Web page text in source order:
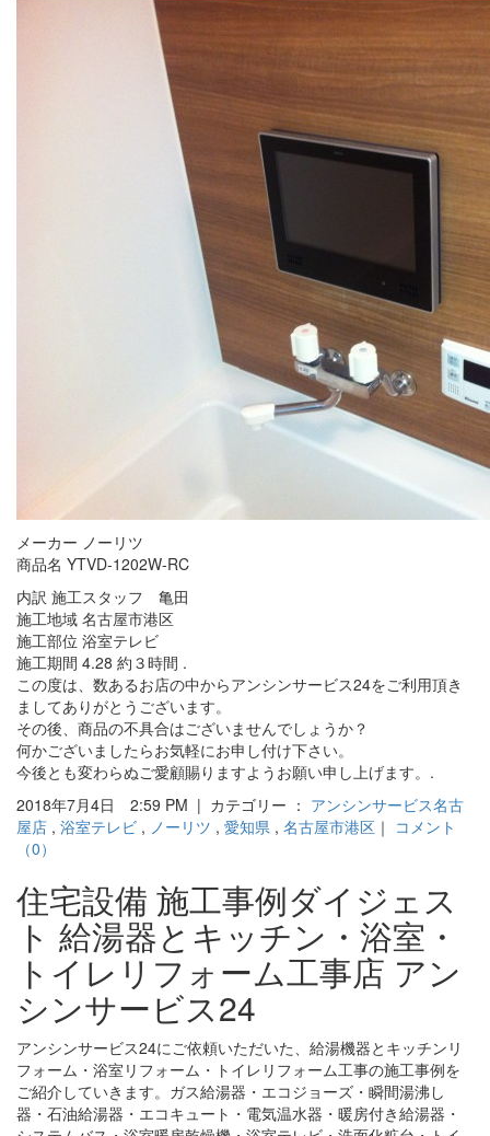
メーカー ノーリツ
商品名 YTVD-1202W-RC
内訳 施工スタッフ 亀田
施工地域 名古屋市港区
施工部位 浴室テレビ
施工期間 4.28 約３時間 .
この度は、数あるお店の中からアンシンサービス24をご利用頂き
ましてありがとうございます。
その後、商品の不具合はございませんでしょうか？
何かございましたらお気軽にお申し付け下さい。
今後とも変わらぬご愛顧賜りますようお願い申し上げます。.
2018年7月4日 2:59 PM | カテゴリー ： アンシンサービス名古
屋店 , 浴室テレビ , ノーリツ , 愛知県 , 名古屋市港区 ｜ コメント
（0）
住宅設備 施工事例ダイジェス
ト 給湯器とキッチン・浴室・
トイレリフォーム工事店 アン
シンサービス24
アンシンサービス24にご依頼いただいた、給湯機器とキッチンリ
フォーム・浴室リフォーム・トイレリフォーム工事の施工事例を
ご紹介していきます。ガス給湯器・エコジョーズ・瞬間湯沸し
器・石油給湯器・エコキュート・電気温水器・暖房付き給湯器・